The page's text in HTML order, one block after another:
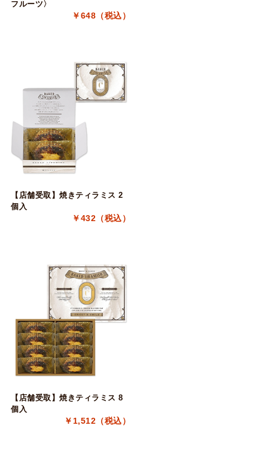
フルーツ〉
￥648（税込）
【店舗受取】焼きティラミス 2
個入
￥432（税込）
【店舗受取】焼きティラミス 8
個入
￥1,512（税込）